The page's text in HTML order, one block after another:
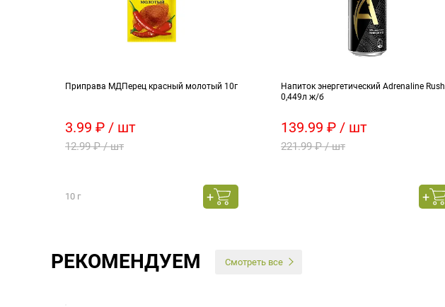
Приправа МДПерец красный молотый 10г
3.99 ₽ / шт
12.99 ₽ / шт
10 г
Напиток энергетический Adrenaline Rush
0,449л ж/б
139.99 ₽ / шт
221.99 ₽ / шт
РЕКОМЕНДУЕМ Смотреть все